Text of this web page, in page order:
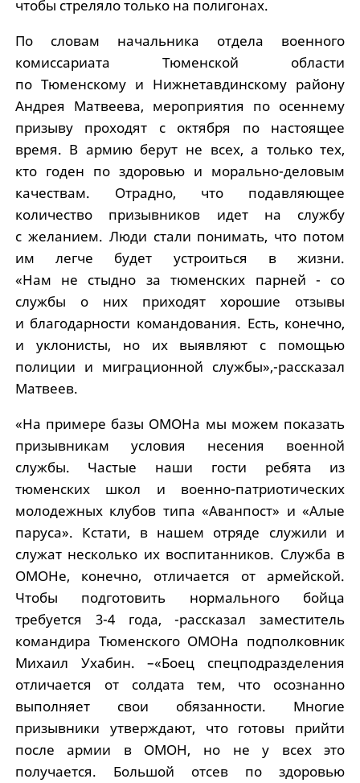
чтобы стреляло только на полигонах.
По словам начальника отдела военного
комиссариата Тюменской области
по Тюменскому и Нижнетавдинскому району
Андрея Матвеева, мероприятия по осеннему
призыву проходят с октября по настоящее
время. В армию берут не всех, а только тех,
кто годен по здоровью и морально-деловым
качествам. Отрадно, что подавляющее
количество призывников идет на службу
с желанием. Люди стали понимать, что потом
им легче будет устроиться в жизни.
«Нам не стыдно за тюменских парней - со
службы о них приходят хорошие отзывы
и благодарности командования. Есть, конечно,
и уклонисты, но их выявляют с помощью
полиции и миграционной службы»,-рассказал
Матвеев.
«На примере базы ОМОНа мы можем показать
призывникам условия несения военной
службы. Частые наши гости ребята из
тюменских школ и военно-патриотических
молодежных клубов типа «Аванпост» и «Алые
паруса». Кстати, в нашем отряде служили и
служат несколько их воспитанников. Служба в
ОМОНе, конечно, отличается от армейской.
Чтобы подготовить нормального бойца
требуется 3-4 года, -рассказал заместитель
командира Тюменского ОМОНа подполковник
Михаил Ухабин. –«Боец спецподразделения
отличается от солдата тем, что осознанно
выполняет свои обязанности. Многие
призывники утверждают, что готовы прийти
после армии в ОМОН, но не у всех это
получается. Большой отсев по здоровью